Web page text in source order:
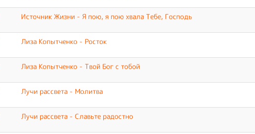
Источник Жизни - Я пою, я пою хвала Тебе, Господь
Лиза Копытченко - Росток
Лиза Копытченко - Твой Бог с тобой
Лучи рассвета - Молитва
Лучи рассвета - Славьте радостно